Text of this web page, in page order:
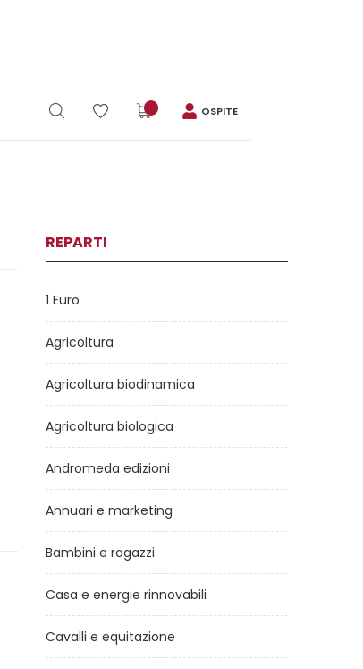
OSPITE
REPARTI
1 Euro
Agricoltura
Agricoltura biodinamica
Agricoltura biologica
Andromeda edizioni
Annuari e marketing
Bambini e ragazzi
Casa e energie rinnovabili
Cavalli e equitazione